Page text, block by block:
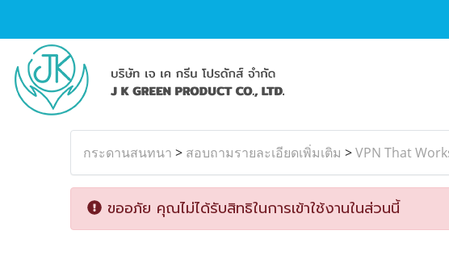
กระดานสนทนา > สอบถามรายละเอียดเพิ่มเติม >VPN That
ขออภัย คุณไม่ได้รับสิทธิในการเข้าใช้งานในส่วนนี้